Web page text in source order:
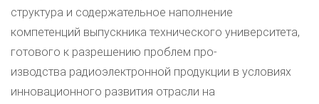
структура и содержательное наполнение
компетенций выпускника технического университета,
готового к разрешению проблем про-
изводства радиоэлектронной продукции в условиях
инновационного развития отрасли на